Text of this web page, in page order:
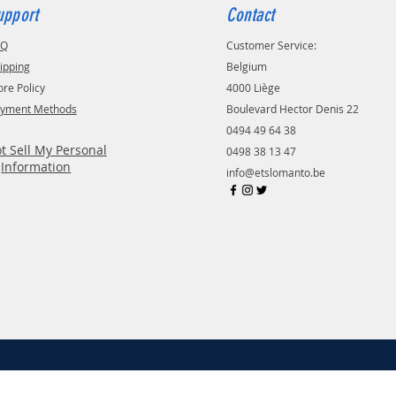
110°C.
en tôle d'acier magnétique
conductivité thermique et
de plate-forme spécial pour
l'adhérence des matériaux
IDEX avec impression
Policy
Methods
Sell My Personal
Information
Contact
Customer Service:
Belgium
4000 Liège
Boulevard Hector Denis 22
0494 49 64 38
0498 38 13 47
info@etslomanto.be